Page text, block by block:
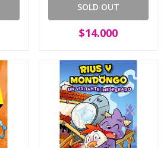
SOLD OUT
$14.000